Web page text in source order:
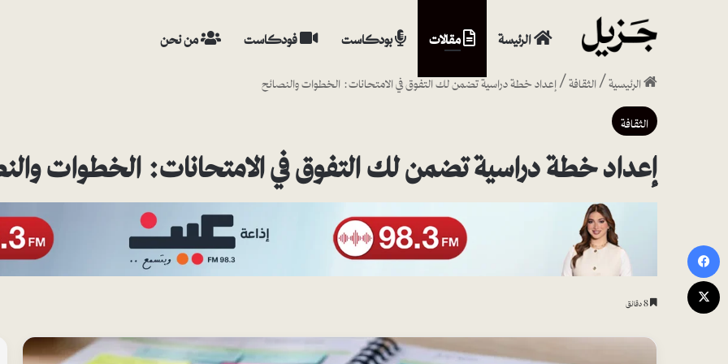
الرئيسة مقالات بودكاست فودكاست من نحن
الرئيسية/الثقافة/إعداد خطة دراسية تضمن لك التفوق في الامتحانات: الخطوات والنصائح
الثقافة
إعداد خطة دراسية تضمن لك التفوق في الامتحانات: الخطوات